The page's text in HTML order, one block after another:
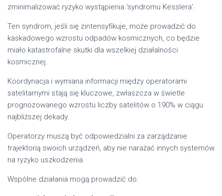
zminimalizować ryzyko wystąpienia 'syndromu Kesslera’.
Ten syndrom, jeśli się zintensyfikuje, może prowadzić do
kaskadowego wzrostu odpadów kosmicznych, co będzie
miało katastrofalne skutki dla wszelkiej działalności
kosmicznej.
Koordynacja i wymiana informacji między operatorami
satelitarnymi stają się kluczowe, zwłaszcza w świetle
prognozowanego wzrostu liczby satelitów o 190% w ciągu
najbliższej dekady.
Operatorzy muszą być odpowiedzialni za zarządzanie
trajektorią swoich urządzeń, aby nie narażać innych systemów
na ryzyko uszkodzenia.
Wspólne działania mogą prowadzić do: